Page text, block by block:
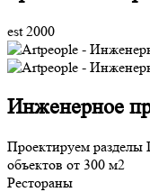
est 2000
Инженерное
Проектируем
объектов от 300 м2
Рестораны